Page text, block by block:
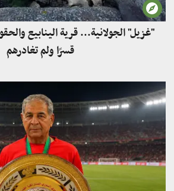
"غزيل" الجولانية... قرية الينابيع
قسرًا ولم تغادرهم